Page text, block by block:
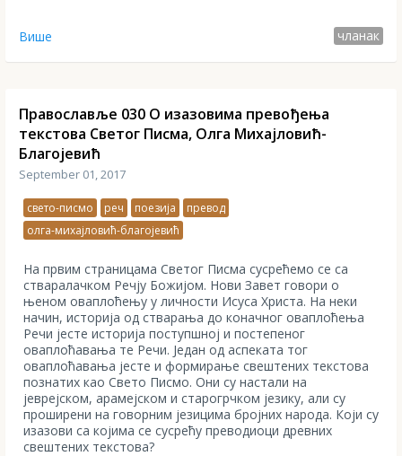
Више чланак
Православље 030 О изазовима превођења
текстова Светог Писма, Олга Михајловић-
Благојевић
September 01, 2017
свето-писмо реч поезија
превод
олга-михајловић-благојевић
На првим страницама Светог Писма сусрећемо се са
стваралачком Речју Божијом. Нови Завет говори о
њеном оваплоћењу у личности Исуса Христа. На неки
начин, историја од стварања до коначног оваплоћења
Речи јесте историја поступшној и постепеног
оваплоћавања те Речи. Један од аспеката тог
оваплоћавања јесте и формирање свештених текстова
познатих као Свето Писмо. Они су настали на
јеврејском, арамејском и старогрчком језику, али су
проширени на говорним језицима бројних народа. Који су
изазови са којима се сусрећу преводиоци древних
свештених текстова?